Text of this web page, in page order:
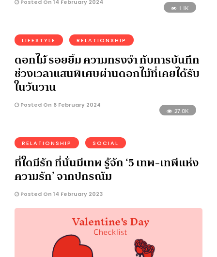
Posted On 14 February 2024
1.1K
LIFESTYLE RELATIONSHIP
ดอกไม้ รอยยิ้ม ความทรงจำ กับการบันทึก
ช่วงเวลาแสนพิเศษผ่านดอกไม้ที่เคยได้รับ
ในวันวาน
Posted On 6 February 2024
27.0K
RELATIONSHIP SOCIAL
ที่ใดมีรัก ที่นั่นมีเทพ รู้จัก ‘5 เทพ-เทพีแห่ง
ความรัก’ จากปกรณัม
Posted On 14 February 2023